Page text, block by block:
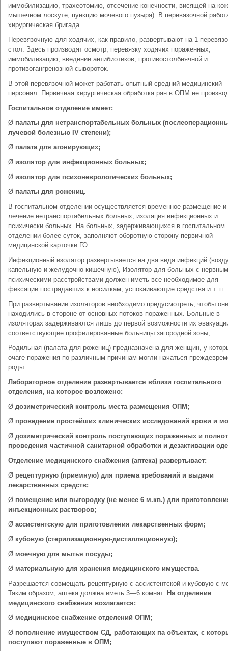
иммобилизацию, трахеотомию, отсечение конечности, висящей на
мышечном лоскуте, пункцию мочевого пузыря). В перевязочной
хирургическая бригада.
Перевязочную для ходячих, как правило, развертывают на 1
стол. Здесь производят осмотр, перевязку ходячих пораженных,
иммобилизацию, введение антибиотиков, противостолбнячной и
противогангренозной сывороток.
В этой перевязочной может работать опытный средний медицинский
персонал. Первичная хирургическая обработка ран в ОПМ не
Госпитальное отделение имеет:
Ø палаты для нетранспортабельных больных
лучевой болезнью IV степени);
Ø палата для агонирующих;
Ø изолятор для инфекционных больных;
Ø изолятор для психоневрологических больных;
Ø палаты для рожениц.
В госпитальном отделении осуществляется временное размещение и
лечение нетранспортабельных больных, изоляция инфекционных и
психически больных. На больных, задерживающихся в госпитальном
отделении более суток, заполняют оборотную сторону первичной
медицинской карточки ГО.
Инфекционный изолятор развертывается на два вида инфекций
капельную и желудочно-кишечную), Изолятор для больных с
психическими расстройствами должен иметь все необходимое для
фиксации пострадавших к носилкам, успокаивающие средства и т. п.
При развертывании изоляторов необходимо предусмотреть, чтобы они
находились в стороне от основных потоков пораженных. Больные в
изоляторах задерживаются лишь до первой возможности их
соответствующие профилированные больницы загородной зоны,
Родильная (палата для рожениц) предназначена для женщин, у
очаге поражения по различным причинам могли начаться
роды.
Лабораторное отделение развертывается вблизи госпитального
отделения, на которое возложено:
Ø дозиметрический контроль места размещения ОПМ;
Ø проведение простейших клинических исследований крови и
Ø дозиметрический контроль поступающих пораженных и
проведения частичной санитарной обработки и дезактивации
Отделение медицинского снабжения (аптека) развертывает:
Ø рецептурную (приемную) для приема требований и выдачи
лекарственных средств;
Ø помещение или выгородку (не менее 6 м.кв.) дли
инъекционных растворов;
Ø ассистентскую для приготовления лекарственных форм;
Ø кубовую (стерилизационную-дистилляционную);
Ø моечную для мытья посуды;
Ø материальную для хранения медицинского имущества.
Разрешается совмещать рецептурную с ассистентской и кубовую с
Таким образом, аптека должна иметь 3—6 комнат. На отделение
медицинского снабжения возлагается:
Ø медицинское снабжение отделений ОПМ;
Ø пополнение имуществом СД, работающих па объектах, с
поступают пораженные в ОПМ;